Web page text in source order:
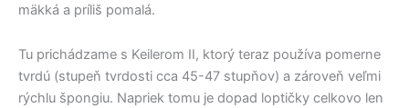
mäkká a príliš pomalá.
Tu prichádzame s Keilerom II, ktorý teraz používa pomerne
tvrdú (stupeň tvrdosti cca 45-47 stupňov) a zároveň veľmi
rýchlu špongiu. Napriek tomu je dopad loptičky celkovo len